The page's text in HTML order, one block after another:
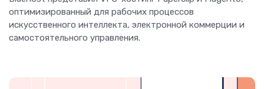
оптимизированный для рабочих процессов
искусственного интеллекта, электронной коммерции и
самостоятельного управления.